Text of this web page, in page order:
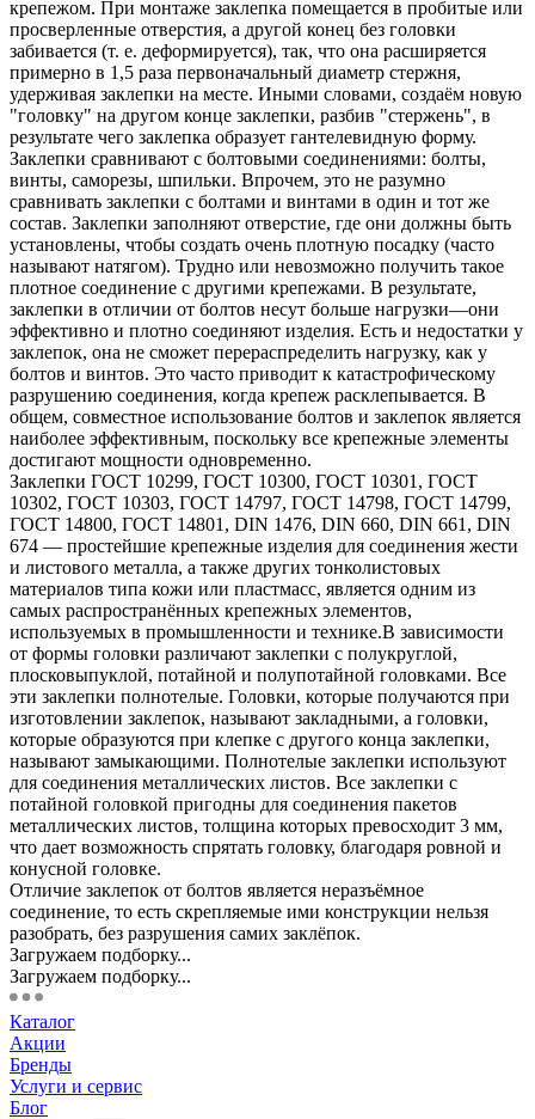
крепежом. При монтаже заклепка помещается в пробитые или
просверленные отверстия, а другой конец без головки
забивается (т. е. деформируется), так, что она расширяется
примерно в 1,5 раза первоначальный диаметр стержня,
удерживая заклепки на месте. Иными словами, создаём новую
"головку" на другом конце заклепки, разбив "стержень", в
результате чего заклепка образует гантелевидную форму.
Заклепки сравнивают с болтовыми соединениями: болты,
винты, саморезы, шпильки. Впрочем, это не разумно
сравнивать заклепки с болтами и винтами в один и тот же
состав. Заклепки заполняют отверстие, где они должны быть
установлены, чтобы создать очень плотную посадку (часто
называют натягом). Трудно или невозможно получить такое
плотное соединение с другими крепежами. В результате,
заклепки в отличии от болтов несут больше нагрузки—они
эффективно и плотно соединяют изделия. Есть и недостатки у
заклепок, она не сможет перераспределить нагрузку, как у
болтов и винтов. Это часто приводит к катастрофическому
разрушению соединения, когда крепеж расклепывается. В
общем, совместное использование болтов и заклепок является
наиболее эффективным, поскольку все крепежные элементы
достигают мощности одновременно.
Заклепки ГОСТ 10299, ГОСТ 10300, ГОСТ 10301, ГОСТ
10302, ГОСТ 10303, ГОСТ 14797, ГОСТ 14798, ГОСТ 14799,
ГОСТ 14800, ГОСТ 14801, DIN 1476, DIN 660, DIN 661, DIN
674 — простейшие крепежные изделия для соединения жести
и листового металла, а также других тонколистовых
материалов типа кожи или пластмасс, является одним из
самых распространённых крепежных элементов,
используемых в промышленности и технике.В зависимости
от формы головки различают заклепки с полукруглой,
плосковыпуклой, потайной и полупотайной головками. Все
эти заклепки полнотелые. Головки, которые получаются при
изготовлении заклепок, называют закладными, а головки,
которые образуются при клепке с другого конца заклепки,
называют замыкающими. Полнотелые заклепки используют
для соединения металлических листов. Все заклепки с
потайной головкой пригодны для соединения пакетов
металлических листов, толщина которых превосходит 3 мм,
что дает возможность спрятать головку, благодаря ровной и
конусной головке.
Отличие заклепок от болтов является неразъёмное
соединение, то есть скрепляемые ими конструкции нельзя
разобрать, без разрушения самих заклёпок.
Загружаем подборку...
Загружаем подборку...
Каталог
Акции
Бренды
Услуги и сервис
Блог